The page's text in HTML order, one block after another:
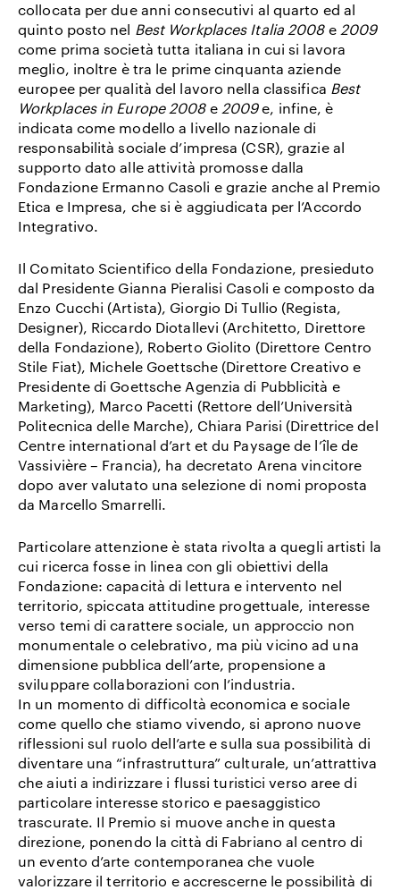
collocata per due anni consecutivi al quarto ed al
quinto posto nel Best Workplaces Italia 2008 e 2009
come prima società tutta italiana in cui si lavora
meglio, inoltre è tra le prime cinquanta aziende
europee per qualità del lavoro nella classifica Best
Workplaces in Europe 2008e 2009e, infine, è
indicata come modello a livello nazionale di
responsabilità sociale d’impresa (CSR), grazie al
supporto dato alle attività promosse dalla
Fondazione Ermanno Casoli e grazie anche al Premio
Etica e Impresa, che si è aggiudicata per l’Accordo
Integrativo.
Il Comitato Scientifico della Fondazione, presieduto
dal Presidente Gianna Pieralisi Casoli e composto da
Enzo Cucchi (Artista), Giorgio Di Tullio (Regista,
Designer), Riccardo Diotallevi (Architetto, Direttore
della Fondazione), Roberto Giolito (Direttore Centro
Stile Fiat), Michele Goettsche (Direttore Creativo e
Presidente di Goettsche Agenzia di Pubblicità e
Marketing), Marco Pacetti (Rettore dell’Università
Politecnica delle Marche), Chiara Parisi (Direttrice del
Centre international d’art et du Paysage de l’île de
Vassivière – Francia), ha decretato Arena vincitore
dopo aver valutato una selezione di nomi proposta
da Marcello Smarrelli.
Particolare attenzione è stata rivolta a quegli artisti la
cui ricerca fosse in linea con gli obiettivi della
Fondazione: capacità di lettura e intervento nel
territorio, spiccata attitudine progettuale, interesse
verso temi di carattere sociale, un approccio non
monumentale o celebrativo, ma più vicino ad una
dimensione pubblica dell’arte, propensione a
sviluppare collaborazioni con l’industria.
In un momento di difficoltà economica e sociale
come quello che stiamo vivendo, si aprono nuove
riflessioni sul ruolo dell’arte e sulla sua possibilità di
diventare una “infrastruttura” culturale, un’attrattiva
che aiuti a indirizzare i flussi turistici verso aree di
particolare interesse storico e paesaggistico
trascurate. Il Premio si muove anche in questa
direzione, ponendo la città di Fabriano al centro di
un evento d’arte contemporanea che vuole
valorizzare il territorio e accrescerne le possibilità di